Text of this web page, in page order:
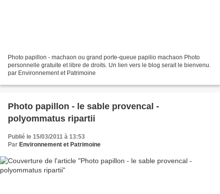
Photo papillon - machaon ou grand porte-queue papilio machaon Photo
personnelle gratuite et libre de droits. Un lien vers le blog serait le bienvenu.
par Environnement et Patrimoine
Photo papillon - le sable provencal -
polyommatus ripartii
Publié le 15/03/2011 à 13:53
Par Environnement et Patrimoine